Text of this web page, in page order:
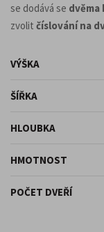
se dodává se dvěma
zvolit číslování na
VÝŠKA
ŠÍŘKA
HLOUBKA
HMOTNOST
POČET DVEŘÍ